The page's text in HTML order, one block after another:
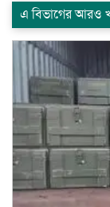
এ বিভাগের আরও